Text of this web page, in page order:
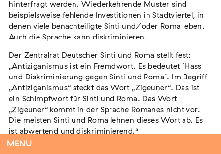
MENU
07. August 2026 Darmstadt
Antiziganismus in Relation zu Rassismus
und Antisemitismus
ExternMARKUS END
04. September 2026 Aachen
hinterfragt werden. Wiederkehrende Muster sind
beispielsweise fehlende Investitionen in Stadtviertel, in
denen viele benachteiligte Sinti und/oder Roma leben.
Auch die Sprache kann diskriminieren.
Der Zentralrat Deutscher Sinti und Roma stellt fest:
„Antiziganismus ist ein Fremdwort. Es bedeutet `Hass
und Diskriminierung gegen Sinti und Roma´. Im Begriff
„Antiziganismus“ steckt das Wort „Zigeuner“. Das ist
ein Schimpfwort für Sinti und Roma. Das Wort
„Zigeuner“ kommt in der Sprache Romanes nicht vor.
Die meisten Sinti und Roma lehnen dieses Wort ab. Es
ist abwertend und diskriminierend.“